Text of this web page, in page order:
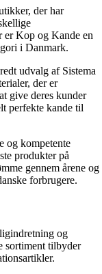
der har
er Kop og Kande en
i Danmark.
udvalg af Sistema
der er
give deres kunder
perfekte kande til
og kompetente
produkter på
gennem årene og
forbrugere.
og
sortiment tilbyder